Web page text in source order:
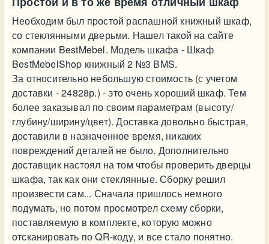
Необходим был простой распашной книжный шкаф,
со стеклянными дверьми. Нашел такой на сайте
компании BestMebel. Модель шкафа - Шкаф
BestMebelShop книжный 2 №3 BMS.
За относительно небольшую стоимость (с учетом
доставки - 24828р.) - это очень хороший шкаф. Тем
более заказывал по своим параметрам (высоту/
глубину/ширину/цвет). Доставка довольно быстрая,
доставили в назначенное время, никаких
повреждений деталей не было. Дополнительно
доставщик настоял на том чтобы проверить дверцы
шкафа, так как они стеклянные. Сборку решил
произвести сам... Сначала пришлось немного
подумать, но потом просмотрел схему сборки,
поставляемую в комплекте, которую можно
отсканировать по QR-коду, и все стало понятно.